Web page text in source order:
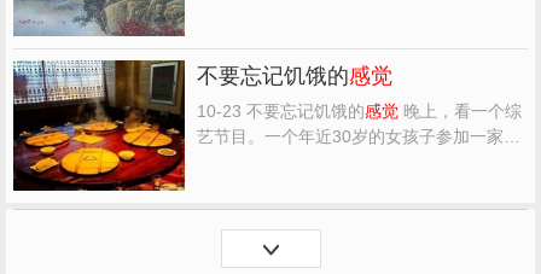
果。 《菜根谭》说：立身不高一步立，如尘
里振衣，泥中濯足...
不要忘记饥饿的感觉
10-23 不要忘记饥饿的感觉晚上，看一个综
艺节目。一个年近30岁的女孩子参加一家电
亮相，主持人把她介绍给众多男佳宾和观众
乎可以用“完...